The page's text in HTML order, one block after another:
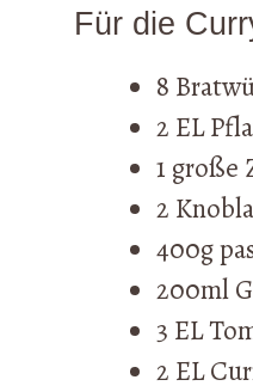
Für die
8
2 EL
1 große
2
400g
200ml
3 EL
2 EL